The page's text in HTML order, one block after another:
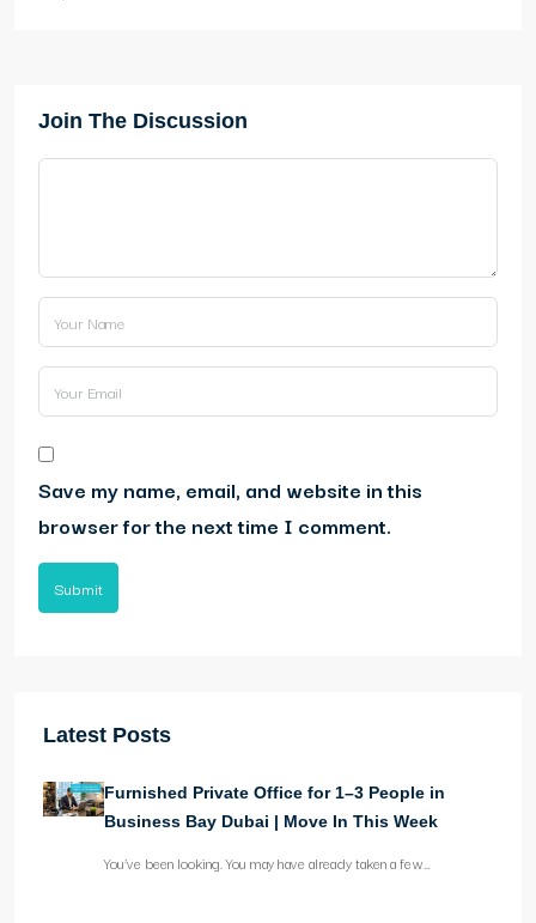
Join The Discussion
Save my name, email, and website in this
browser for the next time I comment.
Submit
Latest Posts
Furnished Private Office for 1–3 People in
Business Bay Dubai | Move In This Week
You’ve been looking. You may have already taken a few…